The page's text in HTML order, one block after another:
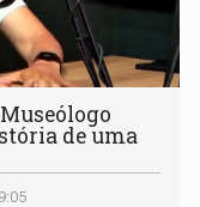
Museólogo
de uma